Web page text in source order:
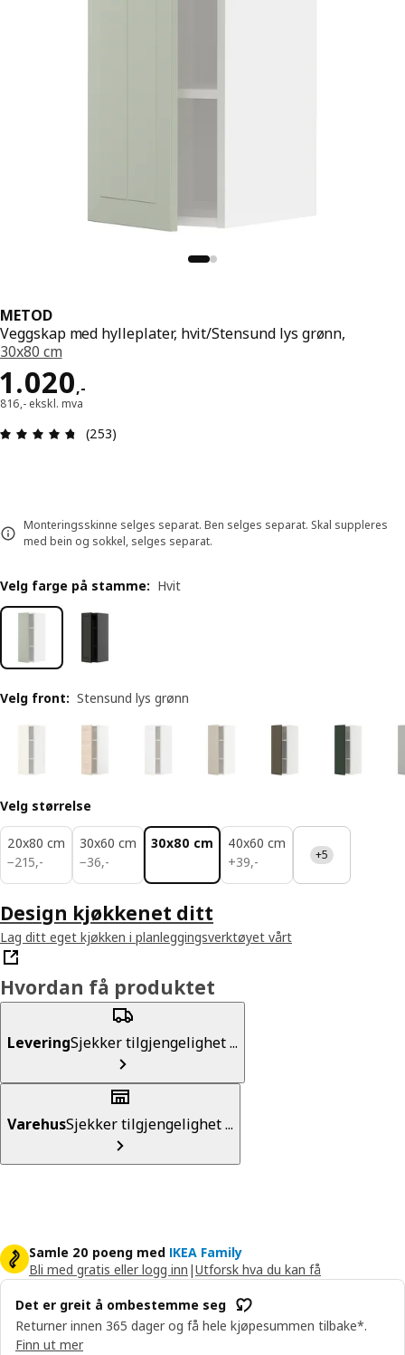
METOD
Veggskap med hylleplater, hvit/Stensund lys grønn,
30x80 cm
1.020,-
Pris 1020,-
816,- ekskl. mva
Produktomtale: 4.7 ingen kundevurdering 5
(253)
Monteringsskinne selges separat. Ben selges separat. Skal suppleres
med bein og sokkel, selges separat.
Velg farge på stamme: Hvit
Velg front: Stensund lys grønn
Velg størrelse
20x80 cm
−215,-
215,-
30x60 cm
−36,-
36,-
30x80 cm
40x60 cm
+39,-
39,- +5
Design kjøkkenet ditt
Lag ditt eget kjøkken i planleggingsverktøyet vårt
Hvordan få produktet
LeveringSjekker tilgjengelighet ...
VarehusSjekker tilgjengelighet ...
Samle 20 poeng med IKEA Family
Bli med gratis eller logg inn |Utforsk hva du kan få
Det er greit å ombestemme seg
Returner innen 365 dager og få hele kjøpesummen tilbake*.
Finn ut mer